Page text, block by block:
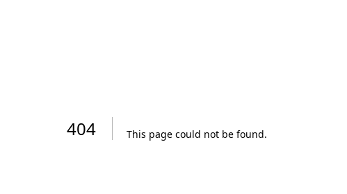
404 This page could not be found.